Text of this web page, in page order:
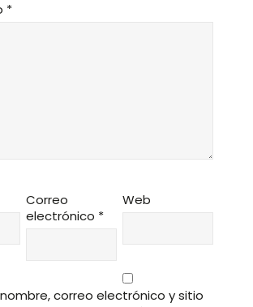
*
Correo
electrónico *
Web
correo electrónico y sitio